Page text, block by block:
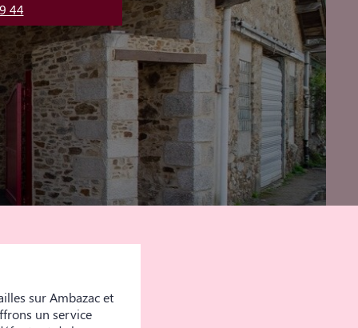
44
sur Ambazac et
un service